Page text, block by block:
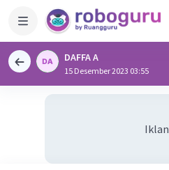
DAFFA A
15 Desember 2023 03:55
Iklan